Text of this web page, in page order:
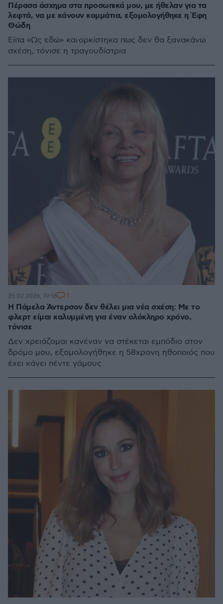
Πέρασα άσχημα στα προσωπικά μου, με ήθελαν για τα
λεφτά, να με κάνουν κομμάτια, εξομολογήθηκε η Έφη
Θώδη
Είπα «Ως εδώ» και ορκίστηκα πως δεν θα ξανακάνω
σχέση, τόνισε η τραγουδίστρια
Η Πάμελα Άντερσον δεν θέλει μια νέα σχέση: Με το
φλερτ είμαι καλυμμένη για έναν ολόκληρο χρόνο,
τόνισε
Δεν χρειάζομαι κανέναν να στέκεται εμπόδιο στον
δρόμο μου, εξομολογήθηκε η 58χρονη ηθοποιός που
έχει κάνει πέντε γάμους
25.02.2026, 19:16 1